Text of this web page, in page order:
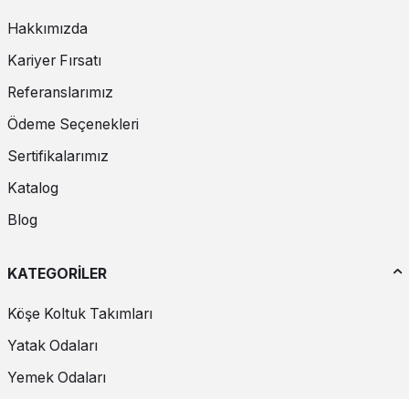
Hakkımızda
Kariyer Fırsatı
Referanslarımız
Ödeme Seçenekleri
Sertifikalarımız
Katalog
Blog
KATEGORİLER
Köşe Koltuk Takımları
Yatak Odaları
Yemek Odaları